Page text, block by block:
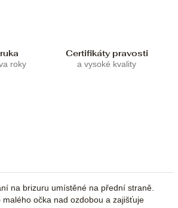
roky
Certifikáty pravosti
a vysoké kvality
na brizuru umístěné na přední straně.
malého očka nad ozdobou a zajišťuje